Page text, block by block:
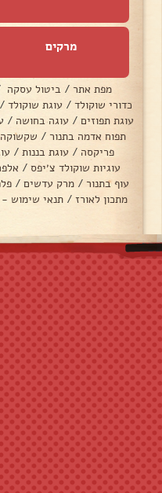
מרקים
מפת אתר / ביטול עסקה
כדורי שוקולד / עוגת שוקולד /
עוגת תפוזים / עוגה בחושה /
תפוח אדמה בתנור / שקשוקה
פריקסה / עוגת בננות /
עוגיות שוקולד צ׳יפס /
עוף בתנור / מרק עדשים /
מתכון לאורז / תנאי שימוש -